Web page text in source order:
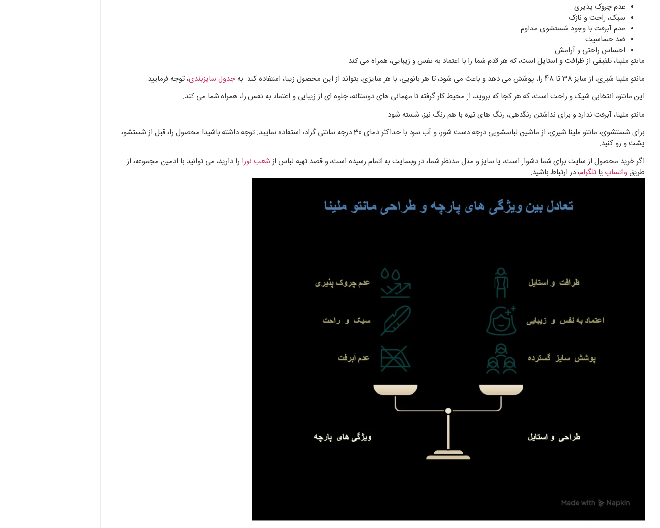
عدم چروک پذیری
سبک، راحت و نازک
عدم آبرفت با وجود شستشوی مداوم
ضد حساسیت
احساس راحتی و آرامش
مانتو ملینا، تلفیقی از ظرافت و استایل است، که هر قدم شما را با اعتماد به نفس و زیبایی، همراه می کند.
مانتو ملینا شیری، از سایز 38 تا 48 را، پوشش می دهد و باعث می شود، تا هر بانویی، با هر سایزی، بتواند از این محصول زیبا، استفاده کند. به
جدول سایزبندی، توجه فرمایید.
این مانتو، انتخابی شیک و راحت است، که هر کجا که بروید، از محیط کار گرفته تا مهمانی های دوستانه، جلوه ای از زیبایی و اعتماد به نفس را، همراه شما می کند.
مانتو ملینا، آبرفت ندارد و برای نداشتن رنگدهی، رنگ های تیره با هم رنگ نیز، شسته شود.
برای شستشوی، مانتو ملینا شیری، از ماشین لباسشویی درجه دست شور، و آب سرد با حداکثر دمای 30 درجه سانتی گراد، استفاده نمایید. توجه داشته باشید! محصول را، قبل از شستشو،
پشت و رو کنید.
اگر خرید محصول از سایت برای شما دشوار است، یا سایز و مدل مدنظر شما، در وبسایت به اتمام رسیده است، و قصد تهیه لباس از شعب نورا را دارید، می توانید با ادمین مجموعه، از
طریق واتساپ یا تلگرام، در ارتباط باشید.